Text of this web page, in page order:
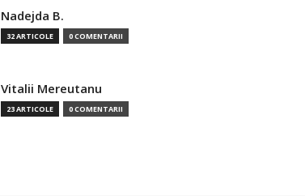
Nadejda B.
32 ARTICOLE 0 COMENTARII
Vitalii Mereutanu
23 ARTICOLE 0 COMENTARII